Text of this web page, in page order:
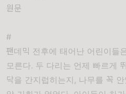
원문
#
팬데믹 전후에 태어난 어린이들
모른다. 두 다리는 언제 빠르게
닥을 간지럽히는지, 나무를 꼭